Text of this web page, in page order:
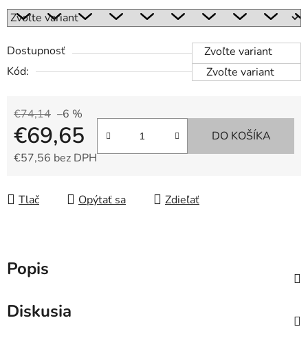
Dostupnosť
Zvoľte variant
Kód:
Zvoľte variant
€74,14 –6 %
€69,65
€57,56 bez DPH
DO KOŠÍKA
Tlač Opýtať sa Zdieľať
Popis
Diskusia